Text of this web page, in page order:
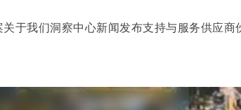
关于我们洞察中心新闻发布支持与服务供应商